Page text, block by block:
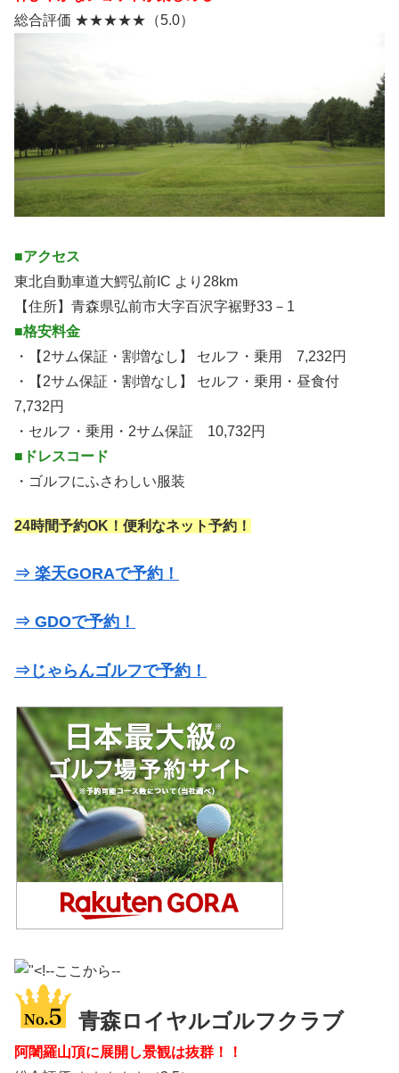
総合評価 ★★★★★（5.0）
■アクセス
東北自動車道大鰐弘前IC より28km
【住所】青森県弘前市大字百沢字裾野33－1
■格安料金
・【2サム保証・割増なし】 セルフ・乗用 7,232円
・【2サム保証・割増なし】 セルフ・乗用・昼食付
7,732円
・セルフ・乗用・2サム保証 10,732円
■ドレスコード
・ゴルフにふさわしい服装
24時間予約OK！便利なネット予約！
⇒ 楽天GORAで予約！
⇒ GDOで予約！
⇒じゃらんゴルフで予約！
青森ロイヤルゴルフクラブ
阿闍羅山頂に展開し景観は抜群！！